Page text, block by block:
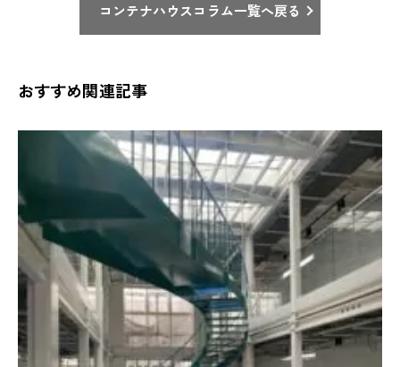
コンテナハウスコラム一覧へ戻る
おすすめ関連記事